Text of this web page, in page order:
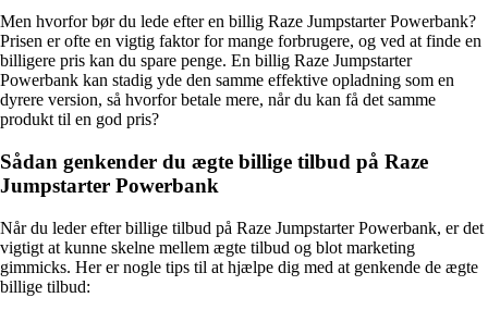
Men hvorfor bør du lede efter en billig Raze Jumpstarter Powerbank?
Prisen er ofte en vigtig faktor for mange forbrugere, og ved at finde en
billigere pris kan du spare penge. En billig Raze Jumpstarter
Powerbank kan stadig yde den samme effektive opladning som en
dyrere version, så hvorfor betale mere, når du kan få det samme
produkt til en god pris?
Sådan genkender du ægte billige tilbud på Raze
Jumpstarter Powerbank
Når du leder efter billige tilbud på Raze Jumpstarter Powerbank, er det
vigtigt at kunne skelne mellem ægte tilbud og blot marketing
gimmicks. Her er nogle tips til at hjælpe dig med at genkende de ægte
billige tilbud: